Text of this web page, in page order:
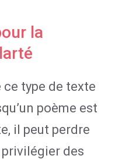
la
ce type de texte
poème est
il peut perdre
des